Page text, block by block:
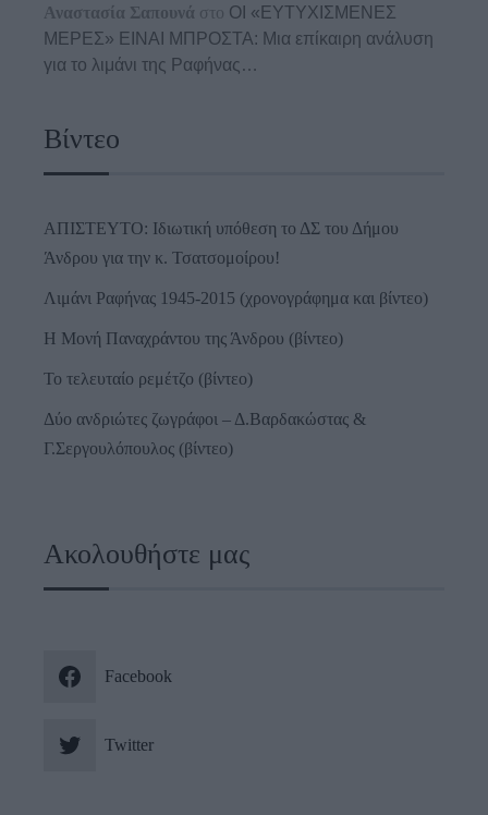
Αναστασία Σαπουνά στο ΟΙ «ΕΥΤΥΧΙΣΜΕΝΕΣ
ΜΕΡΕΣ» ΕΙΝΑΙ ΜΠΡΟΣΤΑ: Μια επίκαιρη ανάλυση
για το λιμάνι της Ραφήνας…
Βίντεο
ΑΠΙΣΤΕΥΤΟ: Ιδιωτική υπόθεση το ΔΣ του Δήμου
Άνδρου για την κ. Τσατσομοίρου!
Λιμάνι Ραφήνας 1945-2015 (χρονογράφημα και βίντεο)
Η Μονή Παναχράντου της Άνδρου (βίντεο)
Το τελευταίο ρεμέτζο (βίντεο)
Δύο ανδριώτες ζωγράφοι – Δ.Βαρδακώστας &
Γ.Σεργουλόπουλος (βίντεο)
Ακολουθήστε μας
Facebook
Twitter